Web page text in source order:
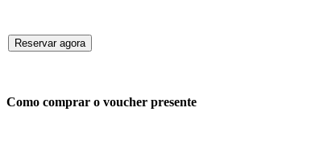
Reservar agora
Como comprar o voucher presente